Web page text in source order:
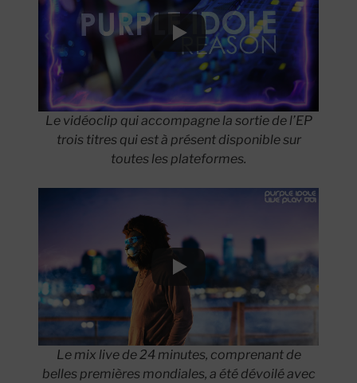
Le vidéoclip qui accompagne la sortie de l’EP
trois titres qui est à présent disponible sur
toutes les plateformes.
Le mix live de 24 minutes, comprenant de
belles premières mondiales, a été dévoilé avec